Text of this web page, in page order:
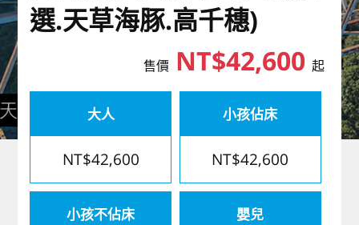
東南亞
歐洲
選.天草海豚.高千穗)
售價NT$42,600 起
大人
NT$42,600
小孩佔床
NT$42,600
小孩不佔床 嬰兒